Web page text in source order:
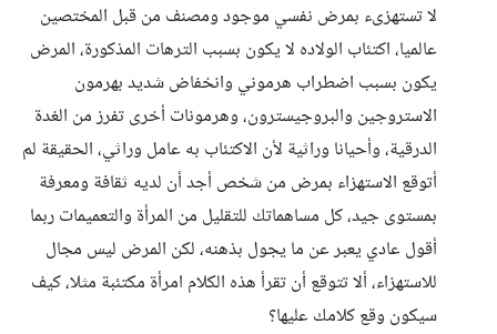
لا تستهزىء بمرض نفسي موجود ومصنف من قبل المختصين
عالميا، اكتئاب الولاده لا يكون بسبب الترهات المذكورة، المرض
يكون بسبب اضطراب هرموني وانخفاض شديد بهرمون
الاستروجين والبروجيسترون، وهرمونات أخرى تفرز من الغدة
الدرقية، وأحيانا وراثية لأن الاكتئاب به عامل وراثي، الحقيقة لم
أتوقع الاستهزاء بمرض من شخص أجد أن لديه ثقافة ومعرفة
بمستوى جيد، كل مساهماتك للتقليل من المرأة والتعميمات ربما
أقول عادي يعبر عن ما يجول بذهنه، لكن المرض ليس مجال
للاستهزاء، ألا تتوقع أن تقرأ هذه الكلام امرأة مكتئبة مثلا، كيف
سيكون وقع كلامك عليها؟